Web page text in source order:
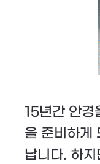
15년간 안경
을 준비하게
납니다. 하